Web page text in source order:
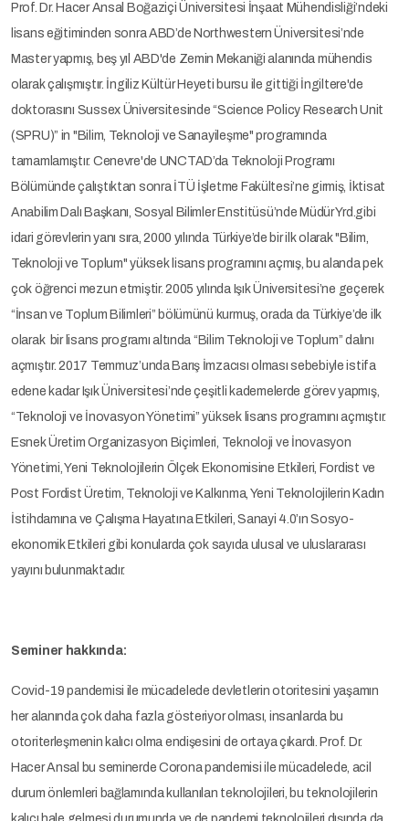
Prof. Dr. Hacer Ansal Boğaziçi Üniversitesi İnşaat Mühendisliği’ndeki
lisans eğitiminden sonra ABD’de Northwestern Üniversitesi’nde
Master yapmış, beş yıl ABD'de Zemin Mekaniği alanında mühendis
olarak çalışmıştır. İngiliz Kültür Heyeti bursu ile gittiği İngiltere'de
doktorasını Sussex Üniversitesinde “Science Policy Research Unit
(SPRU)” in "Bilim, Teknoloji ve Sanayileşme" programında
tamamlamıştır. Cenevre'de UNCTAD’da Teknoloji Programı
Bölümünde çalıştıktan sonra İTÜ İşletme Fakültesi’ne girmiş, İktisat
Anabilim Dalı Başkanı, Sosyal Bilimler Enstitüsü’nde Müdür Yrd.gibi
idari görevlerin yanı sıra, 2000 yılında Türkiye’de bir ilk olarak "Bilim,
Teknoloji ve Toplum" yüksek lisans programını açmış, bu alanda pek
çok öğrenci mezun etmiştir. 2005 yılında Işık Üniversitesi’ne geçerek
“İnsan ve Toplum Bilimleri” bölümünü kurmuş, orada da Türkiye’de ilk
olarak bir lisans programı altında “Bilim Teknoloji ve Toplum” dalını
açmıştır. 2017 Temmuz’unda Barış İmzacısı olması sebebiyle istifa
edene kadar Işık Üniversitesi’nde çeşitli kademelerde görev yapmış,
“Teknoloji ve İnovasyon Yönetimi” yüksek lisans programını açmıştır.
Esnek Üretim Organizasyon Biçimleri, Teknoloji ve İnovasyon
Yönetimi, Yeni Teknolojilerin Ölçek Ekonomisine Etkileri, Fordist ve
Post Fordist Üretim, Teknoloji ve Kalkınma, Yeni Teknolojilerin Kadın
İstihdamına ve Çalışma Hayatına Etkileri, Sanayi 4.0’ın Sosyo-
ekonomik Etkileri gibi konularda çok sayıda ulusal ve uluslararası
yayını bulunmaktadır.
Seminer hakkında:
Covid-19 pandemisi ile mücadelede devletlerin otoritesini yaşamın
her alanında çok daha fazla gösteriyor olması, insanlarda bu
otoriterleşmenin kalıcı olma endişesini de ortaya çıkardı. Prof. Dr.
Hacer Ansal bu seminerde Corona pandemisi ile mücadelede, acil
durum önlemleri bağlamında kullanılan teknolojileri, bu teknolojilerin